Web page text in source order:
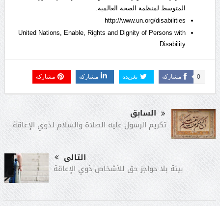
المتوسط لمنظمة الصحة العالمية.
http://www.un.org/disabilities
United Nations, Enable, Rights and Dignity of Persons with
Disability
مشاركة 0 تغريدة مشاركة مشاركة
السابق
تكريم الرسول عليه الصلاة والسلام لذوي الإعاقة
التالى
بيئة بلا حواجز حق للأشخاص ذوي الإعاقة